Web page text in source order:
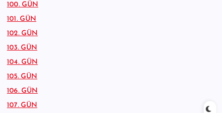
100. GÜN
101. GÜN
102. GÜN
103. GÜN
104. GÜN
105. GÜN
106. GÜN
107. GÜN